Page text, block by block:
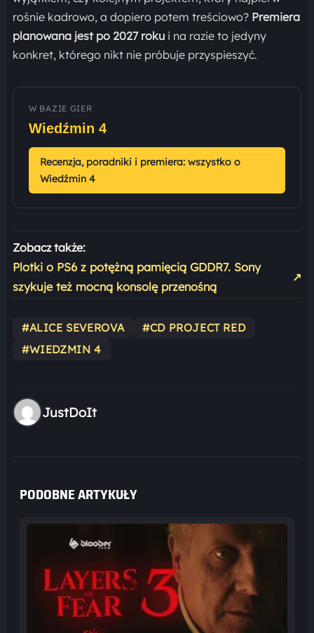
rośnie kadrowo, a dopiero potem treściowo? Premiera
planowana jest po 2027 rokui na razie to jedyny
konkret, którego nikt nie próbuje przyspieszyć.
W BAZIE GIER
Wiedźmin 4
Recenzja, poradniki i premiera: wszystko o
Wiedźmin 4
Zobacz także:
Plotki o PS6 z potężną pamięcią GDDR7. Sony
szykuje też mocną konsolę przenośną
↗
#ALICE SEVEROVA
#CD PROJECT RED
#WIEDZMIN 4
JustDoIt
PODOBNE ARTYKUŁY